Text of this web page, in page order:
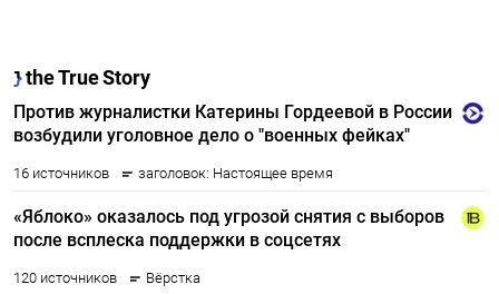
Подписывайтесь на The Moscow
Times в Telegram —
ПОДПИСАТЬСЯ